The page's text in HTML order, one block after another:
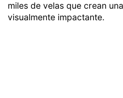
miles de velas que crean
visualmente impactante.